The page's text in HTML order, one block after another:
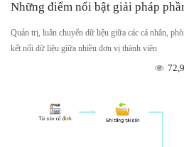
Những điểm nổi bật giải pháp
Quản trị, luân chuyển dữ liệu giữa các cá nhân,
kết nối dữ liệu giữa nhiều đơn vị thành viên